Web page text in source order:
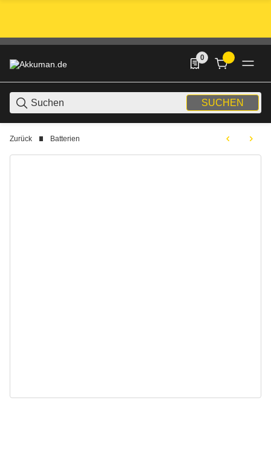
SUCHEN
0
0 Produkte in der
Zurück Batterien